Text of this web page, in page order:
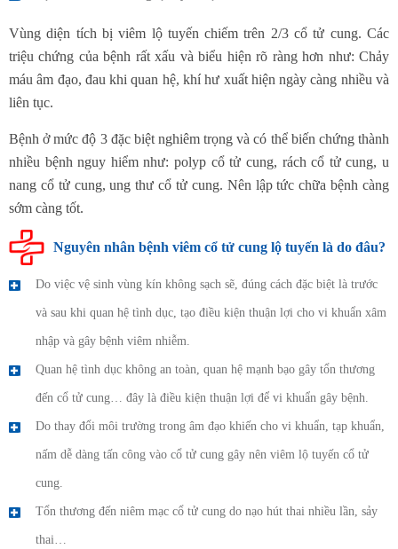
Vùng diện tích bị viêm lộ tuyến chiếm trên 2/3 cổ tử cung. Các
triệu chứng của bệnh rất xấu và biểu hiện rõ ràng hơn như: Chảy
máu âm đạo, đau khi quan hệ, khí hư xuất hiện ngày càng nhiều và
liên tục.
Bệnh ở mức độ 3 đặc biệt nghiêm trọng và có thể biến chứng thành
nhiều bệnh nguy hiểm như: polyp cổ tử cung, rách cổ tử cung, u
nang cổ tử cung, ung thư cổ tử cung. Nên lập tức chữa bệnh càng
sớm càng tốt.
Nguyên nhân bệnh viêm cổ tử cung lộ tuyến là do đâu?
Do việc vệ sinh vùng kín không sạch sẽ, đúng cách đặc biệt là trước
và sau khi quan hệ tình dục, tạo điều kiện thuận lợi cho vi khuẩn xâm
nhập và gây bệnh viêm nhiễm.
Quan hệ tình dục không an toàn, quan hệ mạnh bạo gây tổn thương
đến cổ tử cung… đây là điều kiện thuận lợi để vi khuẩn gây bệnh.
Do thay đổi môi trường trong âm đạo khiến cho vi khuẩn, tạp khuẩn,
nấm dễ dàng tấn công vào cổ tử cung gây nên viêm lộ tuyến cổ tử
cung.
Tổn thương đến niêm mạc cổ tử cung do nạo hút thai nhiều lần, sảy
thai…